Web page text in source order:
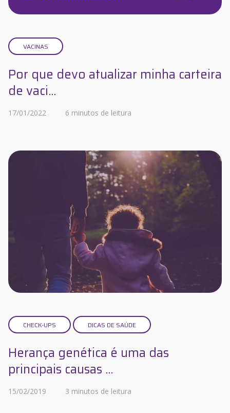
VACINAS
Por que devo atualizar minha carteira
de vaci...
17/01/2022 6 minutos de leitura
CHECK-UPS DICAS DE SAÚDE
Herança genética é uma das
principais causas ...
15/02/2019 3 minutos de leitura